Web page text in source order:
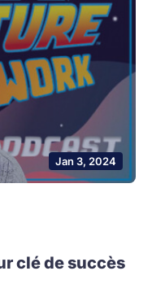
Jan 3, 2024
clé de succès